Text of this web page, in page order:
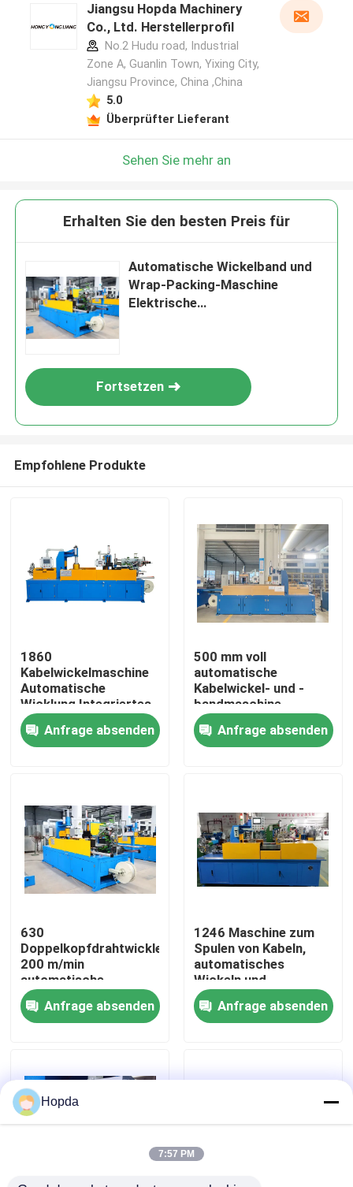
Zu Hause
Videos
Über uns
Werksbesichtigung
Qualitätskontrolle
Neuigkeiten
Rechtssachen
Jiangsu Hopda Machinery
Co., Ltd. Herstellerprofil
No.2 Hudu road, Industrial
Zone A, Guanlin Town, Yixing City,
Jiangsu Province, China ,China
5.0
Überprüfter Lieferant
Sehen Sie mehr an
Erhalten Sie den besten Preis für
Automatische Wickelband und
Wrap-Packing-Maschine
Elektrische
Fortsetzen
Empfohlene Produkte
1860
Kabelwickelmaschine
Automatische
Wicklung Integriertes
Binden und Verpacken
mit FilmAnfrage absenden
500 mm voll
automatische
Kabelwickel- und -
bandmaschine
Anfrage absenden
630
Doppelkopfdrahtwickler,
200 m/min
automatische
Drahtwickler
Anfrage absenden
1246 Maschine zum
Spulen von Kabeln,
automatisches
Wickeln und
Verpacken mit Film
Anfrage absenden
Hopda
7:57 PM